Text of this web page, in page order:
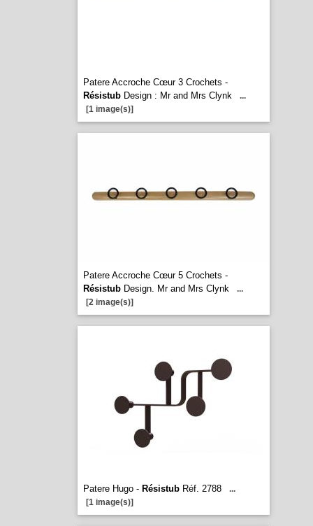
Patere Accroche Cœur 3 Crochets -
RésistubDesign : Mr and Mrs Clynk
...
[1 image(s)]
Patere Accroche Cœur 5 Crochets -
RésistubDesign. Mr and Mrs Clynk
...
[2 image(s)]
Patere Hugo - RésistubRéf. 2788
...
[1 image(s)]